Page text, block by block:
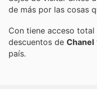
de más por las cosas
Con tiene acceso total
descuentos de Chanel
país.